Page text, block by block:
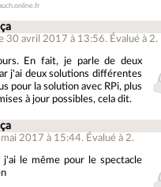
30 avril 2017 à 13:56. Évalué à 2.
En fait, je parle de deux
j'ai deux solutions différentes
pour la solution avec RPi, plus
à jour possibles, cela dit.
mai 2017 à 15:44. Évalué à 2.
j'ai le même pour le spectacle